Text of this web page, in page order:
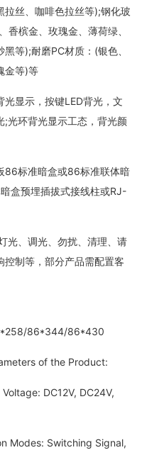
拉丝、咖啡色拉丝等);钢化玻
香槟金、玫瑰金、薄荷绿、
等);耐磨PC材质：(银色、
金等)等
显示，按键LED背光，文
;光环背光显示工态，背光颜
标准暗盒或86标准联体暗
盒预埋插拔式接线柱或RJ-
、调光、勿扰、清理、请
控制等，部分产品需配置客
86*344/86*430
of the Product:
DC12V, DC24V,
Switching Signal,